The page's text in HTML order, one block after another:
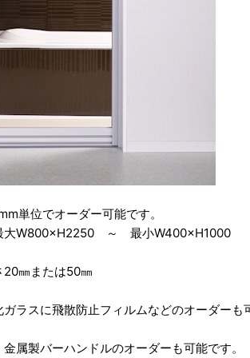
単位でオーダー可能です。
～ 最小W400×H1000
20㎜または50㎜
ラスに飛散防止フィルムなどのオーダーも
属製バーハンドルのオーダーも可能です。